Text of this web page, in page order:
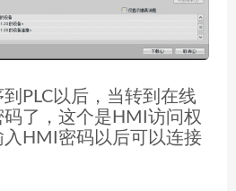
PLC以后，当转到在线
码了，这个是HMI访问权
入HMI密码以后可以连接